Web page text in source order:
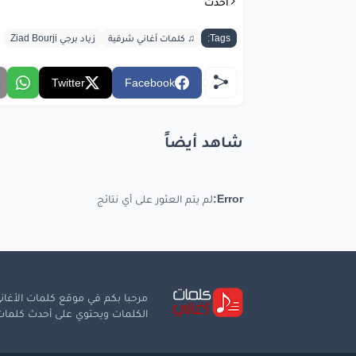
فلّت
فلّت
Tags: ♫ كلمات أغاني شرقية زياد برجي Ziad Bourji
Facebook
Twitter
شاهد أيضاً
Error: لم يتم العثور على أي نتائج
مرحبا بكم في موقع كلمات
الكلمات ويحتوي على أحدث كلمات